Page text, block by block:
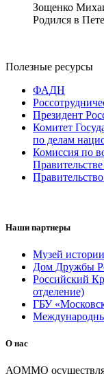
Зощенко
Родился в
Полезные ресурсы
ФАДН
Президент
Комитет
по делам
Комиссия по
Наши партнеры
Музей
Дом Дружбы
Российский
отделение)
ГБУ
О нас
АОММО